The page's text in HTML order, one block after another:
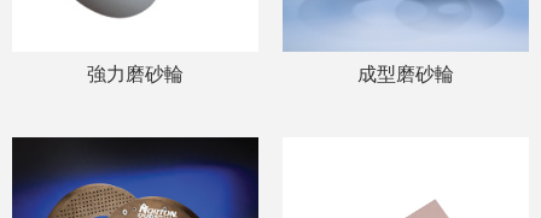
強力磨砂輪 成型磨砂輪